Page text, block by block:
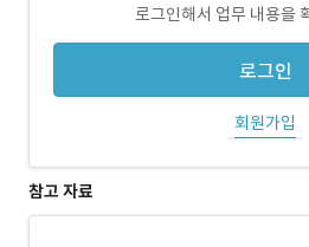
로그인해서 업무 내용을
로그인
회원가입
참고 자료